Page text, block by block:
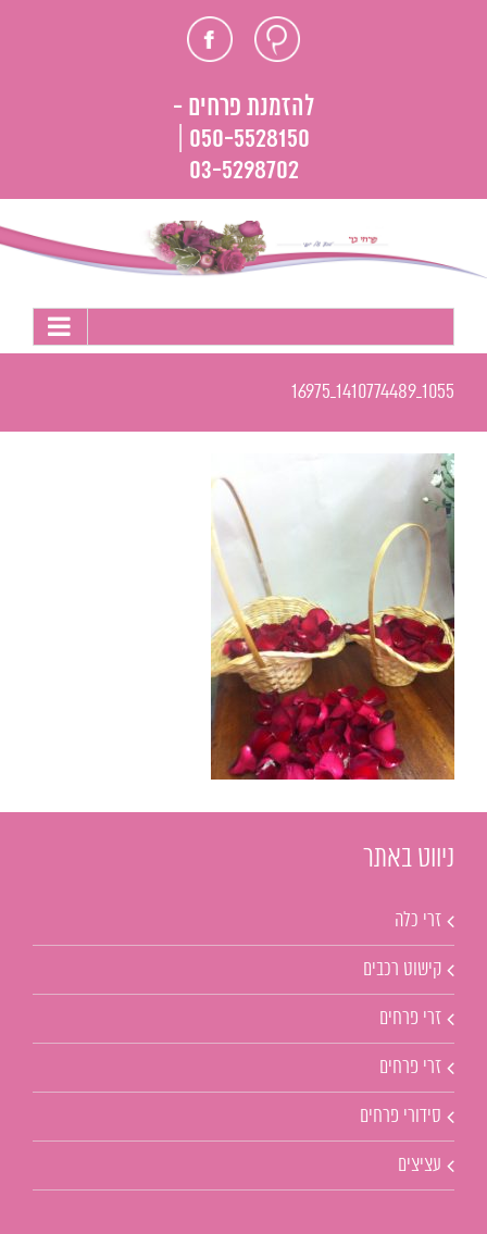
חוות פייסבוק
להזמנת פרחים -
050-5528150 |
03-5298702
1055_1410774489_16975
ניווט באתר
זרי כלה
קישוט רכבים
זרי פרחים
זרי פרחים
סידורי פרחים
עציצים